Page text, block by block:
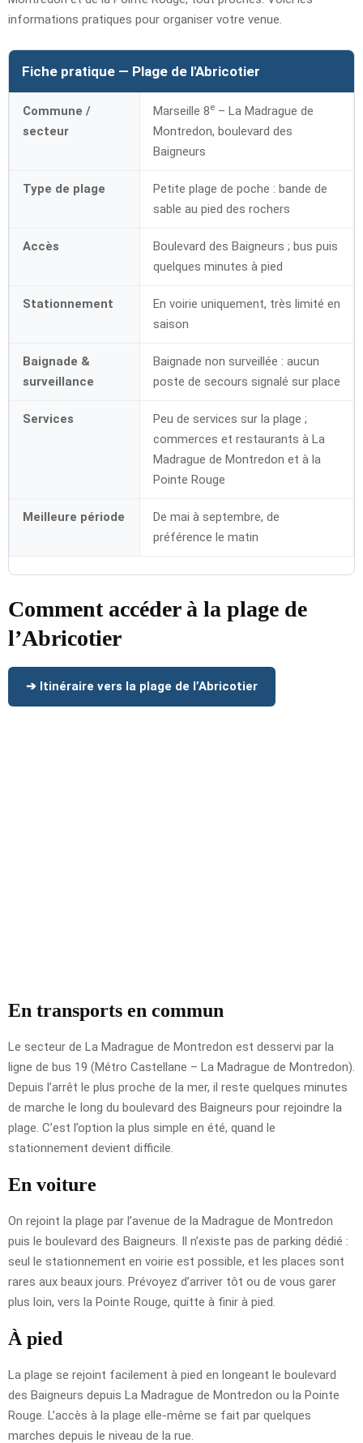
informations pratiques pour organiser votre venue.
Fiche pratique — Plage de l'Abricotier
Commune /
secteur
Marseille 8e – La Madrague de
Montredon, boulevard des
Baigneurs
Type de plage
Petite plage de poche : bande de
sable au pied des rochers
Accès
Boulevard des Baigneurs ; bus puis
quelques minutes à pied
Stationnement
En voirie uniquement, très limité en
saison
Baignade &
surveillance
Baignade non surveillée : aucun
poste de secours signalé sur place
Services
Peu de services sur la plage ;
commerces et restaurants à La
Madrague de Montredon et à la
Pointe Rouge
Meilleure période
De mai à septembre, de
préférence le matin
Comment accéder à la plage de
l’Abricotier
➔ Itinéraire vers la plage de l’Abricotier
En transports en commun
Le secteur de La Madrague de Montredon est desservi par la
ligne de bus 19 (Métro Castellane – La Madrague de Montredon).
Depuis l’arrêt le plus proche de la mer, il reste quelques minutes
de marche le long du boulevard des Baigneurs pour rejoindre la
plage. C’est l’option la plus simple en été, quand le
stationnement devient difficile.
En voiture
On rejoint la plage par l’avenue de la Madrague de Montredon
puis le boulevard des Baigneurs. Il n’existe pas de parking dédié :
seul le stationnement en voirie est possible, et les places sont
rares aux beaux jours. Prévoyez d’arriver tôt ou de vous garer
plus loin, vers la Pointe Rouge, quitte à finir à pied.
À pied
La plage se rejoint facilement à pied en longeant le boulevard
des Baigneurs depuis La Madrague de Montredon ou la Pointe
Rouge. L’accès à la plage elle-même se fait par quelques
marches depuis le niveau de la rue.